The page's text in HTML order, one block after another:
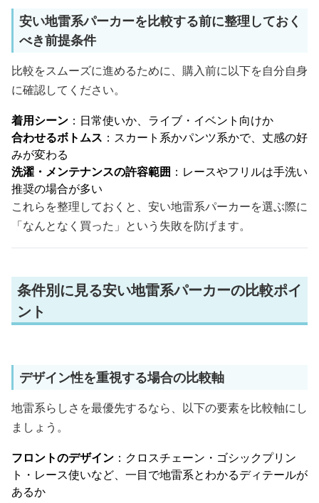
安い地雷系パーカーを比較する前に整理しておく
べき前提条件
比較をスムーズに進めるために、購入前に以下を自分自身
に確認してください。
着用シーン ：日常使いか、ライブ・イベント向けか
合わせるボトムス ：スカート系かパンツ系かで、丈感の好
みが変わる
洗濯・メンテナンスの許容範囲 ：レースやフリルは手洗い
推奨の場合が多い
これらを整理しておくと、安い地雷系パーカーを選ぶ際に
「なんとなく買った」という失敗を防げます。
条件別に見る安い地雷系パーカーの比較ポイ
ント
デザイン性を重視する場合の比較軸
地雷系らしさを最優先するなら、以下の要素を比較軸にし
ましょう。
フロントのデザイン ：クロスチェーン・ゴシックプリン
ト・レース使いなど、一目で地雷系とわかるディテールが
あるか